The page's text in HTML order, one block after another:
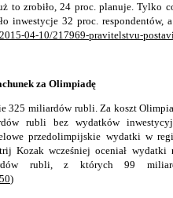
to zrobiło, 24 proc. planuje. Tylko
inwestycje 32 proc. respondentów,
04-10/217969-pravitelstvu-
za Olimpiadę
325 miliardów rubli. Za koszt
rubli bez wydatków
przedolimpijskie wydatki w
Kozak wcześniej oceniał wydatki
rubli, z których 99
)